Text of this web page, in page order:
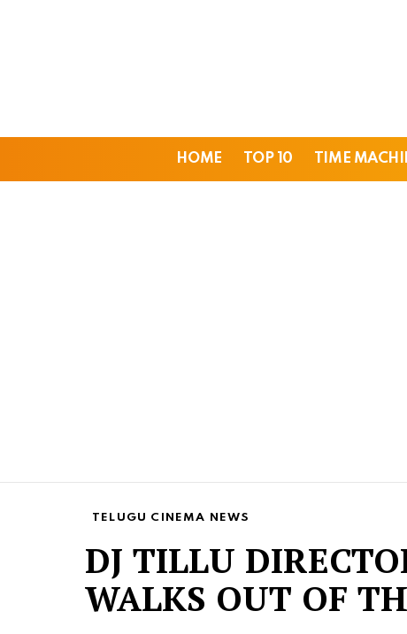
HOME TOP 10 TIME
TELUGU CINEMA NEWS
DJ TILLU
WALKS OUT OF